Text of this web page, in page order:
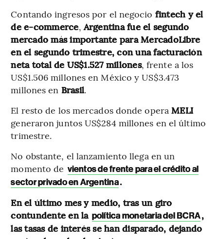
Contando ingresos por el negocio fintech y el
de e-commerce,Argentina fue el segundo
mercado más importante para MercadoLibre
en el segundo trimestre, con una facturación
neta total de US$1.527 millones, frente a los
US$1.506 millones en México y US$3.473
millones en Brasil.
El resto de los mercados donde operaMELI
generaron juntos US$284 millones en el último
trimestre.
No obstante, el lanzamiento llega en un
momento de vientos de frente para el crédito al
sector privado en Argentina.
En el último mes y medio, tras un giro
contundente en la política monetaria del BCRA,
las tasas de interés se han disparado, dejando